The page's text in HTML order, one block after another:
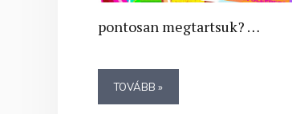
pontosan megtartsuk? …
TOVÁBB »